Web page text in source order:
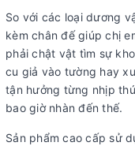
So với các loại dương
kèm chân đế giúp chị
phải chật vật tìm sự
cu giả vào tường hay
tận hưởng từng nhịp
bao giờ nhàn đến thế.
Sản phẩm cao cấp sử